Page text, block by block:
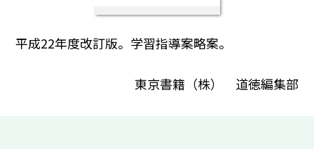
平成22年度改訂版。学習指導案略案。
東京書籍（株） 道徳編集部